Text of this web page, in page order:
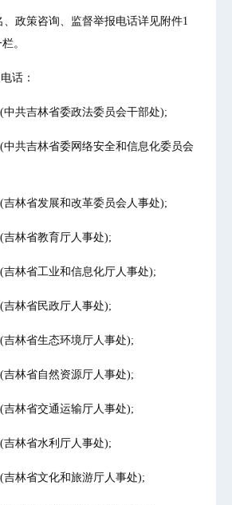
策咨询、监督举报电话详见附件1
。
话：
共吉林省委政法委员会干部处);
共吉林省委网络安全和信息化委员会
林省发展和改革委员会人事处);
林省教育厅人事处);
林省工业和信息化厅人事处);
林省民政厅人事处);
林省生态环境厅人事处);
林省自然资源厅人事处);
林省交通运输厅人事处);
林省水利厅人事处);
林省文化和旅游厅人事处);